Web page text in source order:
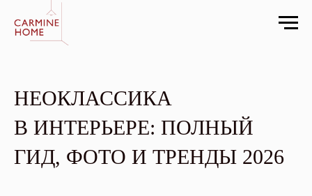
НЕОКЛАССИКА
В ИНТЕРЬЕРЕ: ПОЛНЫЙ
ГИД, ФОТО И ТРЕНДЫ 2026